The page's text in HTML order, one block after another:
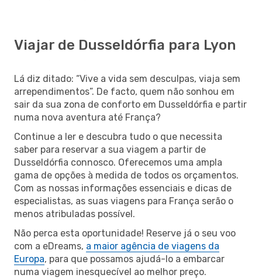
Viajar de Dusseldórfia para Lyon
Lá diz ditado: “Vive a vida sem desculpas, viaja sem
arrependimentos”. De facto, quem não sonhou em
sair da sua zona de conforto em Dusseldórfia e partir
numa nova aventura até França?
Continue a ler e descubra tudo o que necessita
saber para reservar a sua viagem a partir de
Dusseldórfia connosco. Oferecemos uma ampla
gama de opções à medida de todos os orçamentos.
Com as nossas informações essenciais e dicas de
especialistas, as suas viagens para França serão o
menos atribuladas possível.
Não perca esta oportunidade! Reserve já o seu voo
com a eDreams, a maior agência de viagens da
Europa, para que possamos ajudá-lo a embarcar
numa viagem inesquecível ao melhor preço.